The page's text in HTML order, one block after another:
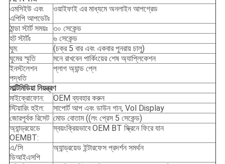
এমসিইউ এবং
এপিপি আপডেটঃ
ওয়াইফাই এর মাধ্যমে অনলাইন আপগ্রেড
ঠান্ডা স্টার্ট সময়ঃ ৩০ সেকেন্ড
হট স্টার্টঃ
৬ সেকেন্ড
ঘুম:
(চক্র 5 বার এবং একবার পুনরায় চালু)
ঘুমের স্মৃতি
মনে রাখবেন পার্কিংয়ের শেষ অ্যাপ্লিকেশন
ইনস্টলেশন
পদ্ধতি
প্লাগ অ্যান্ড প্লে
মাল্টিমিডিয়া নিয়ন্ত্রণ
মাইক্রোফোন:
OEM ব্যবহার করুন
স্টিয়ারিং হুইল:
সাপোর্ট আপ এবং ডাউন গান, Vol Display
জোরপূর্বক রিসেট মোড বোতাম ((লং প্রেস 5 সেকেন্ড)
অ্যান্ড্রয়েডে
OEMBT:
স্বয়ংক্রিয়ভাবে OEM BT স্ক্রিনে ফিরে যান
এ/সি
ডিআইএসপি
অ্যান্ড্রয়েড ইন্টারফেস প্রদর্শন সমর্থন